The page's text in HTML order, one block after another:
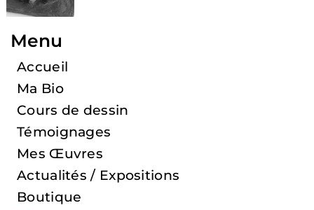
Menu
Accueil
Ma Bio
Cours de dessin
Témoignages
Mes Œuvres
Actualités / Expositions
Boutique